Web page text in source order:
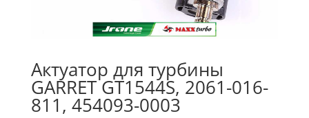
Актуатор для турбины
GARRET GT1544S, 2061-016-
811, 454093-0003